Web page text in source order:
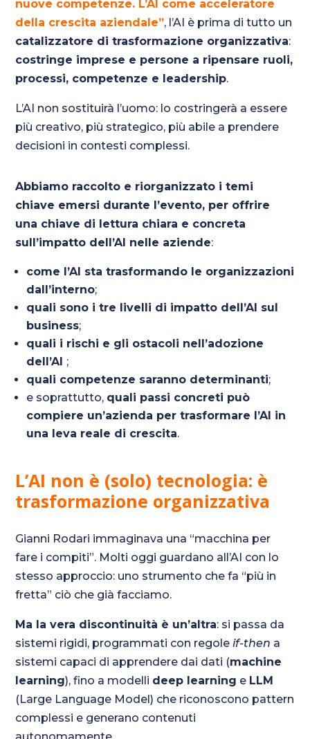
nuove competenze. L’AI come acceleratore
della crescita aziendale”, l’AI è prima di tutto un
catalizzatore di trasformazione organizzativa:
costringe imprese e persone a ripensare ruoli,
processi, competenze e leadership.
L’AI non sostituirà l’uomo: lo costringerà a essere
più creativo, più strategico, più abile a prendere
decisioni in contesti complessi.
Abbiamo raccolto e riorganizzato i temi
chiave emersi durante l’evento, per offrire
una chiave di lettura chiara e concreta
sull’impatto dell’AI nelle aziende:
come l’AI sta trasformando le organizzazioni
dall’interno;
quali sono i tre livelli di impatto dell’AI sul
business;
quali i rischi e gli ostacoli nell’adozione
dell’AI ;
quali competenze saranno determinanti;
e soprattutto, quali passi concreti può
compiere un’azienda per trasformare l’AI in
una leva reale di crescita.
L’AI non è (solo) tecnologia: è
trasformazione organizzativa
Gianni Rodari immaginava una “macchina per
fare i compiti”. Molti oggi guardano all’AI con lo
stesso approccio: uno strumento che fa “più in
fretta” ciò che già facciamo.
Ma la vera discontinuità è un’altra: si passa da
sistemi rigidi, programmati con regoleif-then a
sistemi capaci di apprendere dai dati (machine
learning), fino a modelli deep learning e LLM
(Large Language Model) che riconoscono pattern
complessi e generano contenuti